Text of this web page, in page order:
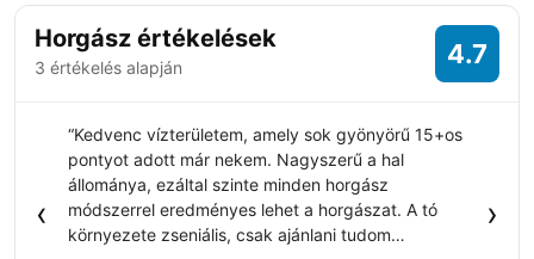
Horgász értékelések
3 értékelés alapján 4.7
‹
“Kedvenc vízterületem, amely sok gyönyörű 15+os
pontyot adott már nekem. Nagyszerű a hal
állománya, ezáltal szinte minden horgász
módszerrel eredményes lehet a horgászat. A tó
környezete zseniális, csak ajánlani tudom
›